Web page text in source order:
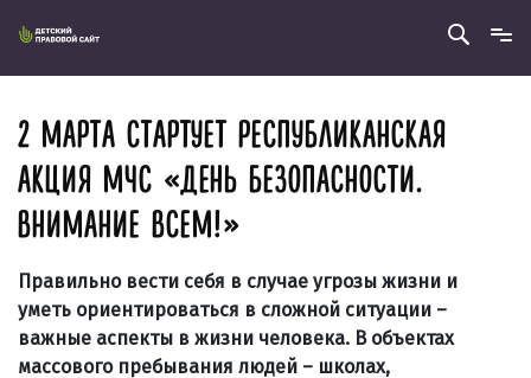
2 МАРТА СТАРТУЕТ РЕСПУБЛИКАНСКАЯ
АКЦИЯ МЧС «ДЕНЬ БЕЗОПАСНОСТИ.
ВНИМАНИЕ ВСЕМ!»
Правильно вести себя в случае угрозы жизни и
уметь ориентироваться в сложной ситуации –
важные аспекты в жизни человека. В объектах
массового пребывания людей – школах,